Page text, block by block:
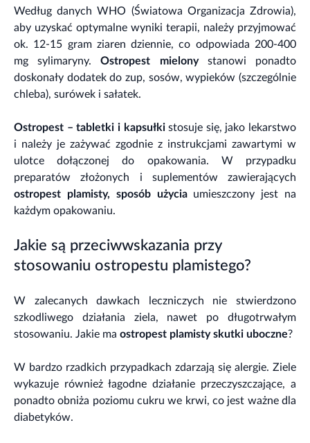
Według danych WHO (Światowa Organizacja Zdrowia),
aby uzyskać optymalne wyniki terapii, należy przyjmować
ok. 12-15 gram ziaren dziennie, co odpowiada 200-400
mg sylimaryny.Ostropest mielonystanowi ponadto
doskonały dodatek do zup, sosów, wypieków (szczególnie
chleba), surówek i sałatek.
Ostropest – tabletki i kapsułkistosuje się, jako lekarstwo
i należy je zażywać zgodnie z instrukcjami zawartymi w
ulotce dołączonej do opakowania. W przypadku
preparatów złożonych i suplementów zawierających
ostropest plamisty, sposób użyciaumieszczony jest na
każdym opakowaniu.
Jakie są przeciwwskazania przy
stosowaniu ostropestu plamistego?
W zalecanych dawkach leczniczych nie stwierdzono
szkodliwego działania ziela, nawet po długotrwałym
stosowaniu. Jakie ma ostropest plamisty skutki uboczne?
W bardzo rzadkich przypadkach zdarzają się alergie. Ziele
wykazuje również łagodne działanie przeczyszczające, a
ponadto obniża poziomu cukru we krwi, co jest ważne dla
diabetyków.